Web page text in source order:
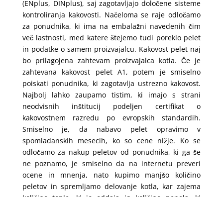
(ENplus, DINplus), saj zagotavljajo določene sisteme
kontroliranja kakovosti. Načeloma se raje odločamo
za ponudnika, ki ima na embalažni navedenih čim
več lastnosti, med katere štejemo tudi poreklo pelet
in podatke o samem proizvajalcu. Kakovost pelet naj
bo prilagojena zahtevam proizvajalca kotla. Če je
zahtevana kakovost pelet A1, potem je smiselno
poiskati ponudnika, ki zagotavlja ustrezno kakovost.
Najbolj lahko zaupamo tistim, ki imajo s strani
neodvisnih inštitucij podeljen certifikat o
kakovostnem razredu po evropskih standardih.
Smiselno je, da nabavo pelet opravimo v
spomladanskih mesecih, ko so cene nižje. Ko se
odločamo za nakup peletov od ponudnika, ki ga še
ne poznamo, je smiselno da na internetu preveri
ocene in mnenja, nato kupimo manjšo količino
peletov in spremljamo delovanje kotla, kar zajema